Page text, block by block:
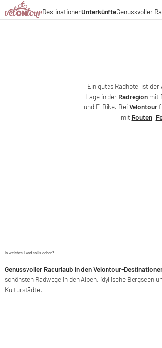
Destinationen
Italien
Unterkünfte
Italien
Genussvoller
Urlaubsthemen
Ein gutes Radhotel ist
Lage in der Radregionmit
und E-Bike. BeiVelontour
mit Routen,
In welches Land soll’s gehen?
Genussvoller Radurlaub in den Velontour-
schönsten Radwege in den Alpen, idyllische Bergseen
Kulturstädte.